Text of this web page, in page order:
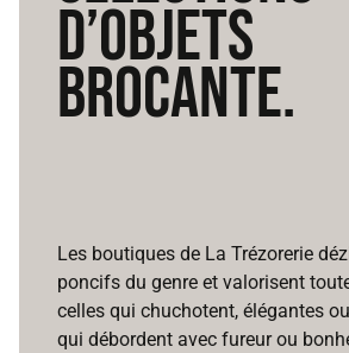
D’OBJETS
BROCANTE.
Les boutiques de La Trézorerie
poncifs du genre et valorisent
celles qui chuchotent, élégantes
qui débordent avec fureur ou